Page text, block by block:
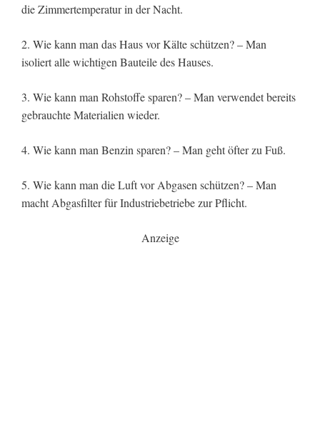
die Zimmertemperatur in der Nacht.
2. Wie kann man das Haus vor Kälte schützen? – Man
isoliert alle wichtigen Bauteile des Hauses.
3. Wie kann man Rohstoffe sparen? – Man verwendet bereits
gebrauchte Materialien wieder.
4. Wie kann man Benzin sparen? – Man geht öfter zu Fuß.
5. Wie kann man die Luft vor Abgasen schützen? – Man
macht Abgasfilter für Industriebetriebe zur Pflicht.
Anzeige